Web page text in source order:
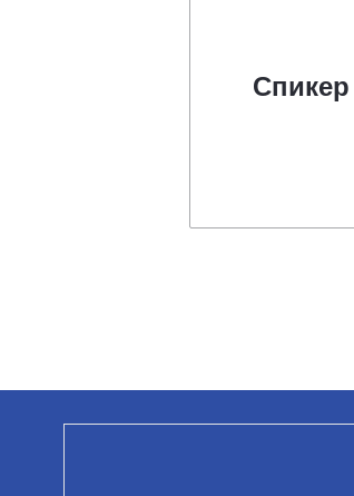
Спикер